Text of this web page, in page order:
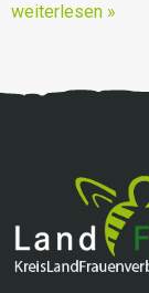
weiterlesen »